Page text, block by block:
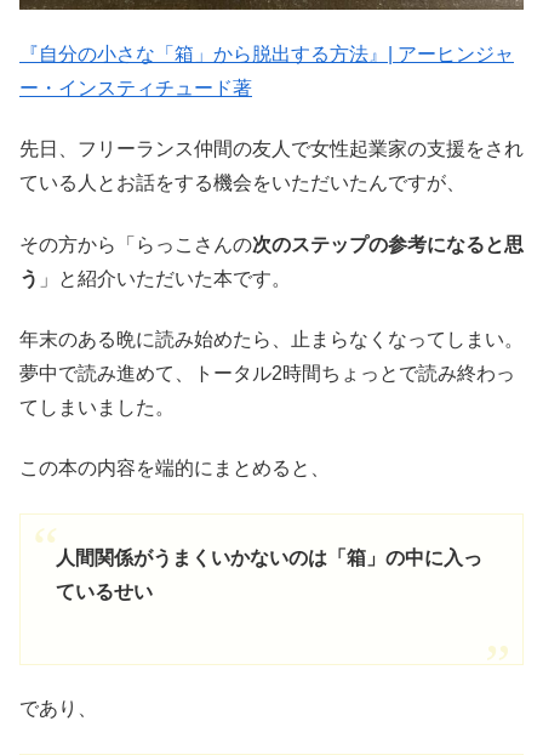
『自分の小さな「箱」から脱出する方法』| アーヒンジャ
ー・インスティチュード著
先日、フリーランス仲間の友人で女性起業家の支援をされ
ている人とお話をする機会をいただいたんですが、
その方から「らっこさんの次のステップの参考になると思
う 」と紹介いただいた本です。
年末のある晩に読み始めたら、止まらなくなってしまい。
夢中で読み進めて、トータル2時間ちょっとで読み終わっ
てしまいました。
この本の内容を端的にまとめると、
人間関係がうまくいかないのは「箱」の中に入っ
ているせい
であり、